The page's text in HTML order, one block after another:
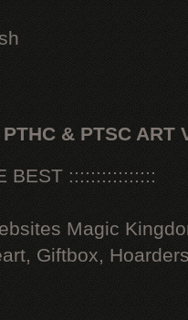
& PTSC ART
BEST ::::::::::::::::
Magic
Giftbox,